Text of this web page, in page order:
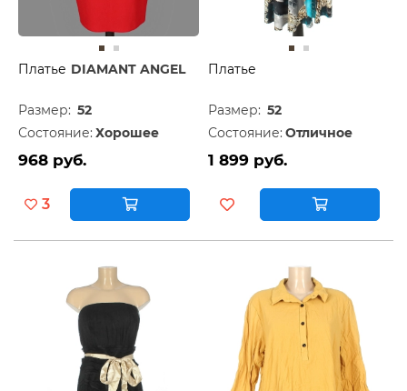
Платье DIAMANT ANGEL
Размер: 52
Состояние: Хорошее
968 руб.
3
Платье
Размер: 52
Состояние: Отличное
1 899 руб.